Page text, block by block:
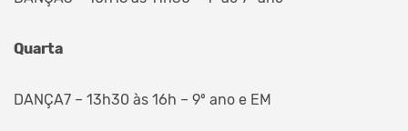
Quarta
DANÇA7 – 13h30 às 16h – 9º ano e EM